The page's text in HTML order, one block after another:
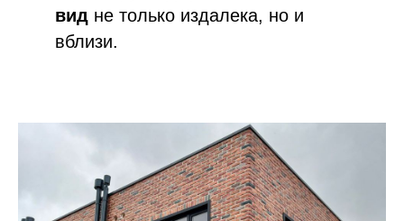
видне только издалека, но и
вблизи.